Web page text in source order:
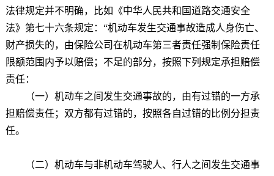
法律规定并不明确，比如《中华人民共和国道路交通安全
法》第七十六条规定：“机动车发生交通事故造成人身伤亡、
财产损失的，由保险公司在机动车第三者责任强制保险责任
限额范围内予以赔偿；不足的部分，按照下列规定承担赔偿
责任：
（一）机动车之间发生交通事故的，由有过错的一方承
担赔偿责任；双方都有过错的，按照各自过错的比例分担责
任。
（二）机动车与非机动车驾驶人、行人之间发生交通事